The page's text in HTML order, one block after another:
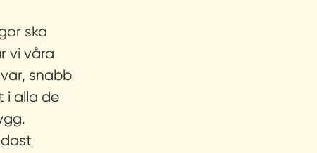
ska
vi våra
snabb
i alla de